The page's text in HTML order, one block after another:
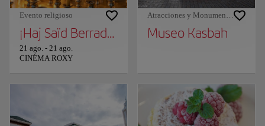
Evento religioso
¡Haj Saïd Berrada en Tánger!
21 ago. - 21 ago.
CINÉMA ROXY
Atracciones y Monumentos
Museo Kasbah